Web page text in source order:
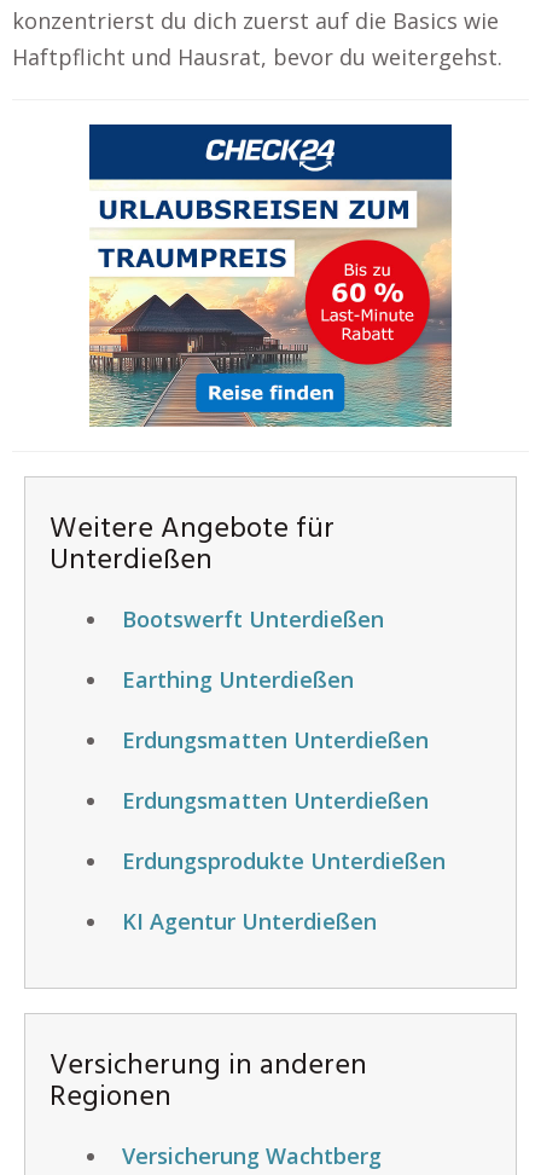
konzentrierst du dich zuerst auf die Basics wie
Haftpflicht und Hausrat, bevor du weitergehst.
Weitere Angebote für
Unterdießen
Bootswerft Unterdießen
Earthing Unterdießen
Erdungsmatten Unterdießen
Erdungsmatten Unterdießen
Erdungsprodukte Unterdießen
KI Agentur Unterdießen
Versicherung in anderen
Regionen
Versicherung Wachtberg